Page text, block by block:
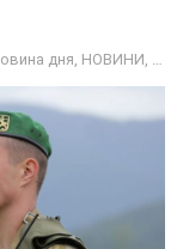
дня НОВИНИ